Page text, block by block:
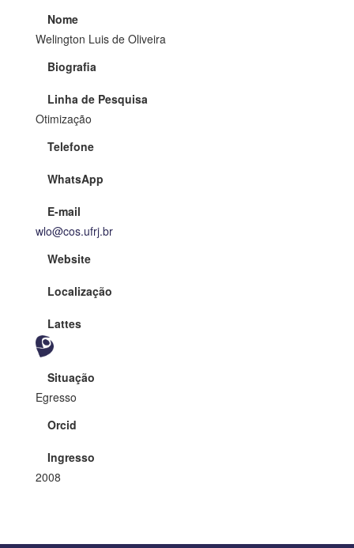
Nome
Welington Luis de Oliveira
Biografia
Linha de Pesquisa
Otimização
Telefone
WhatsApp
E-mail
wlo@cos.ufrj.br
Website
Localização
Lattes
Situação
Egresso
Orcid
Ingresso
2008